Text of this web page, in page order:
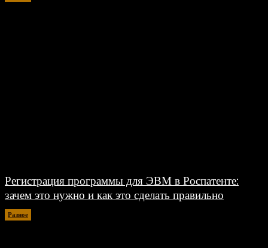
Регистрация программы для ЭВМ в Роспатенте:
зачем это нужно и как это сделать правильно
Разное